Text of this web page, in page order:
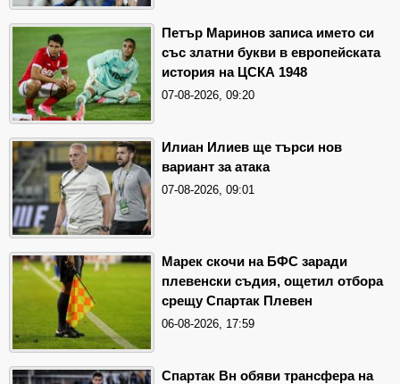
Петър Маринов записа името си
със златни букви в европейската
история на ЦСКА 1948
07-08-2026, 09:20
Илиан Илиев ще търси нов
вариант за атака
07-08-2026, 09:01
Марек скочи на БФС заради
плевенски съдия, ощетил отбора
срещу Спартак Плевен
06-08-2026, 17:59
Спартак Вн обяви трансфера на